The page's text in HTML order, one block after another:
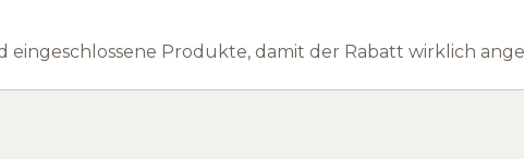
Produkte, damit der Rabatt wirklich